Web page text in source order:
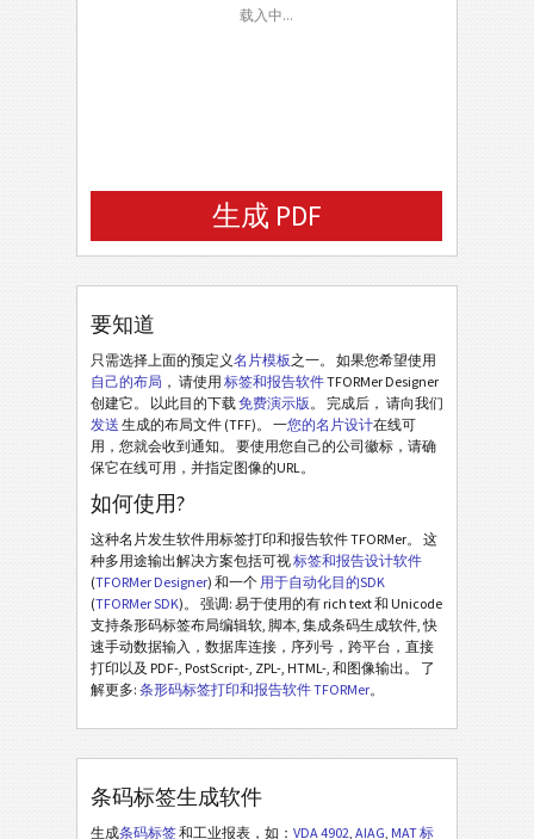
载入中...
生成 PDF
要知道
只需选择上面的预定义名片模板之一。 如果您希望使用
自己的布局 ， 请使用 标签和报告软件TFORMer Designer
创建它。 以此目的下载免费演示版。 完成后， 请向我们
发送 生成的布局文件 (TFF)。 一您的名片设计在线可
用，您就会收到通知。 要使用您自己的公司徽标，请确
保它在线可用，并指定图像的URL。
如何使用?
这种名片发生软件用标签打印和报告软件 TFORMer。 这
种多用途输出解决方案包括可视标签和报告设计软件
(TFORMer Designer) 和一个 用于自动化目的SDK
(TFORMer SDK)。 强调: 易于使用的有 rich text 和 Unicode
支持条形码标签布局编辑软, 脚本, 集成条码生成软件, 快
速手动数据输入，数据库连接，序列号，跨平台，直接
打印以及 PDF-, PostScript-, ZPL-, HTML-, 和图像输出。 了
解更多: 条形码标签打印和报告软件 TFORMer。
条码标签生成软件
生成条码标签和工业报表，如： VDA 4902, AIAG, MAT 标